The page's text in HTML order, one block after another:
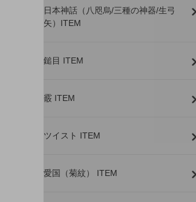
日本神話（八咫烏/三種の神器/生弓
矢）ITEM
鎚目 ITEM
霰 ITEM
ツイスト ITEM
愛国（菊紋） ITEM